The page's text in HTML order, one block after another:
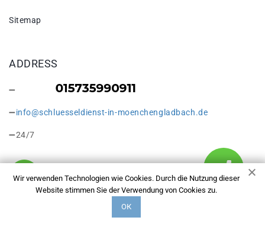
Wir verwenden Technologien wie Cookies. Durch die Nutzung dieser
Website stimmen Sie der Verwendung von Cookies zu.
ОК
Sitemap
ADDRESS
info@schluesseldienst-in-moenchengladbach.de
24/7
Copyright © 2026 Schlüsseldienst in Mönchengladbach
Goerdshof. Alle Rechte vorbehalten.